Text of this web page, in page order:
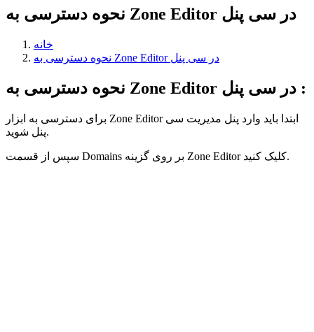
نحوه دسترسی به Zone Editor در سی پنل
خانه
نحوه دسترسی به Zone Editor در سی پنل
نحوه دسترسی به Zone Editor در سی پنل :
برای دسترسی به ابزار Zone Editor ابتدا باید وارد پنل مدیریت سی
پنل شوید.
سپس از قسمت Domains بر روی گزینه Zone Editor کلیک کنید.